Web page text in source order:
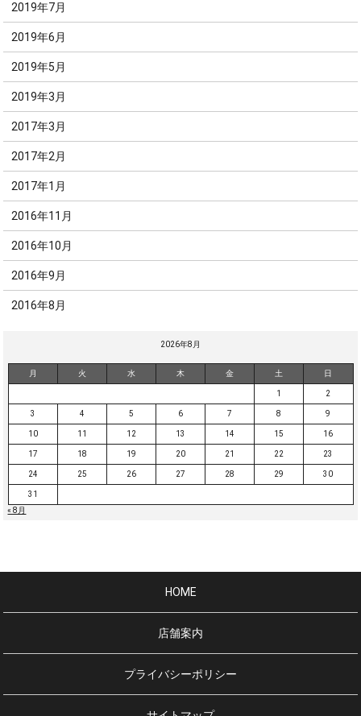
2019年7月
2019年6月
2019年5月
2019年3月
2017年3月
2017年2月
2017年1月
2016年11月
2016年10月
2016年9月
2016年8月
2026年8月
月 火 水 木 金 土 日
1 2
3 4 5 6 7 8 9
10 11 12 13 14 15 16
17 18 19 20 21 22 23
24 25 26 27 28 29 30
31
« 8月
HOME
店舗案内
プライバシーポリシー